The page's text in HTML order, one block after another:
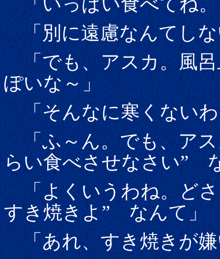
「別に遠慮なんてし
「でも、アスカ。風呂
ぽいな～」
「そんなに寒くないわ
「ふ～ん。でも、ア
らい食べさせなさい”
「よくいうわね。ど
すき焼きよ” なんて」
「あれ、すき焼きが嫌